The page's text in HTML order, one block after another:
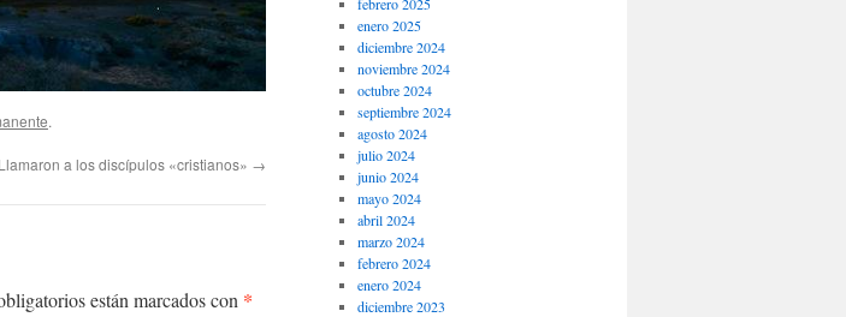
.
Llamaron a los discípulos «cristianos» →
están marcados con *
enero 2025
diciembre 2024
noviembre 2024
octubre 2024
septiembre 2024
agosto 2024
julio 2024
junio 2024
mayo 2024
abril 2024
marzo 2024
febrero 2024
enero 2024
diciembre 2023